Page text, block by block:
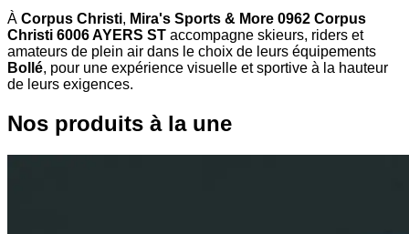
À Corpus Christi, Mira's Sports & More 0962 Corpus
Christi 6006 AYERS ST accompagne skieurs, riders et
amateurs de plein air dans le choix de leurs équipements
Bollé, pour une expérience visuelle et sportive à la hauteur
de leurs exigences.
Nos produits à la une